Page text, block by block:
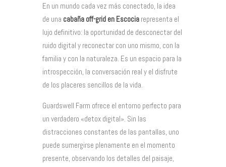
En un mundo cada vez más conectado, la idea
de una cabaña off-grid en Escocia representa el
lujo definitivo: la oportunidad de desconectar del
ruido digital y reconectar con uno mismo, con la
familia y con la naturaleza. Es un espacio para la
introspección, la conversación real y el disfrute
de los placeres sencillos de la vida.
Guardswell Farm ofrece el entorno perfecto para
un verdadero «detox digital». Sin las
distracciones constantes de las pantallas, uno
puede sumergirse plenamente en el momento
presente, observando los detalles del paisaje,